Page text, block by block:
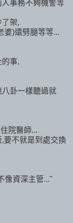
事務不夠機警等
架,
婆)還劈腿等等...
事,
卦一樣聽過就
院醫師...
要不就是到處交換
像資深主管..."